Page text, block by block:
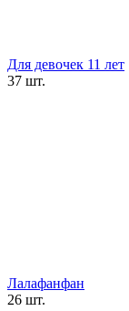
Для девочек 11 лет
37 шт.
Лалафанфан
26 шт.